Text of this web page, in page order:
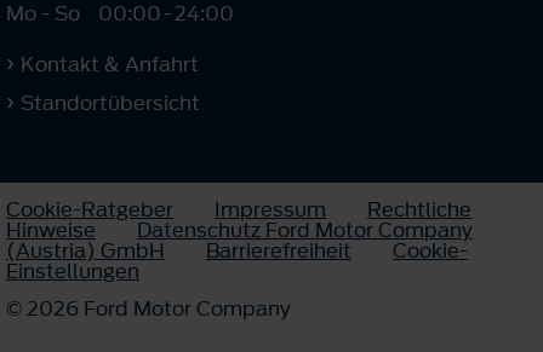
Mo - So
00:00-24:00
Kontakt & Anfahrt
Standortübersicht
Cookie-Ratgeber Impressum Rechtliche
Hinweise Datenschutz Ford Motor Company
(Austria) GmbH Barrierefreiheit Cookie-
Einstellungen
© 2026 Ford Motor Company